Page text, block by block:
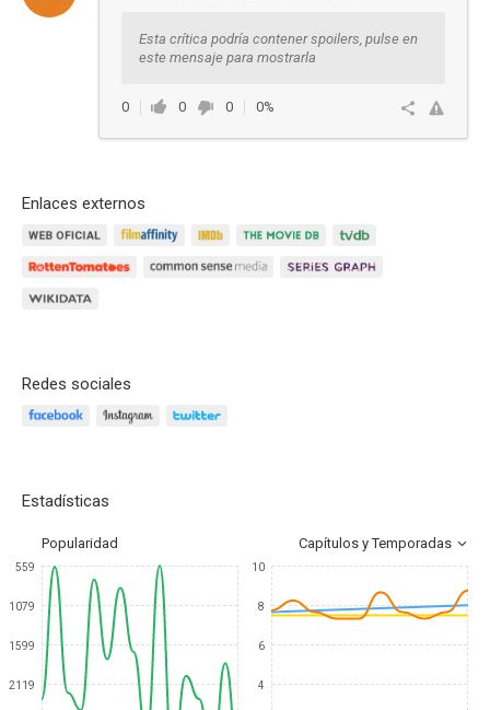
Esta crítica podría contener spoilers, pulse en
este mensaje para mostrarla
0 0 0
0%
Enlaces externos
Redes sociales
Estadísticas
Popularidad Capítulos y Temporadas
559
1079
1599
2119
10
8
6
4